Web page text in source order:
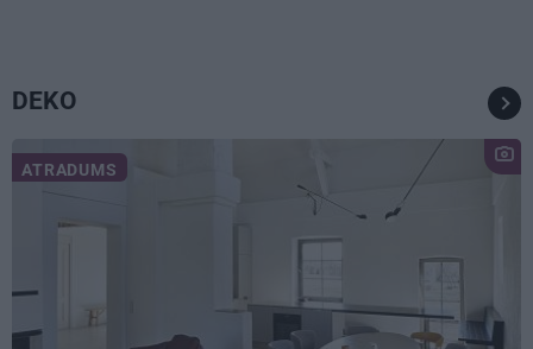
DEKO
ATRADUMS